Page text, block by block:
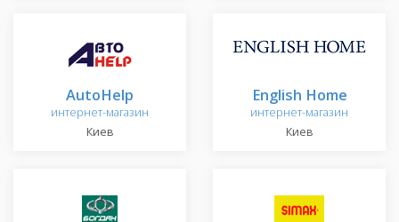
AutoHelp
интернет-магазин
Киев
English Home
интернет-магазин
Киев